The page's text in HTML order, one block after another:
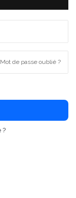
Mot de passe oublié ?
?